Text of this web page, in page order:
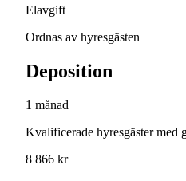
Elavgift
Ordnas av hyresgästen
Deposition
1 månad
Kvalificerade hyresgäster med
8 866 kr